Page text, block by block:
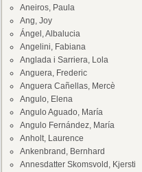
Aneiros, Paula
Ang, Joy
Ángel, Albalucia
Angelini, Fabiana
Anglada i Sarriera, Lola
Anguera, Frederic
Anguera Cañellas, Mercè
Angulo, Elena
Angulo Aguado, María
Angulo Fernández, María
Anholt, Laurence
Ankenbrand, Bernhard
Annesdatter Skomsvold, Kjersti